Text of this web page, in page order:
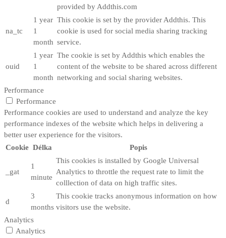
provided by Addthis.com
na_tc
1 year
1
month
This cookie is set by the provider Addthis. This
cookie is used for social media sharing tracking
service.
ouid
1 year
1
month
The cookie is set by Addthis which enables the
content of the website to be shared across different
networking and social sharing websites.
Performance
Performance
Performance cookies are used to understand and analyze the key
performance indexes of the website which helps in delivering a
better user experience for the visitors.
Cookie Délka Popis
_gat
1
minute
This cookies is installed by Google Universal
Analytics to throttle the request rate to limit the
colllection of data on high traffic sites.
d
3
months
This cookie tracks anonymous information on how
visitors use the website.
Analytics
Analytics